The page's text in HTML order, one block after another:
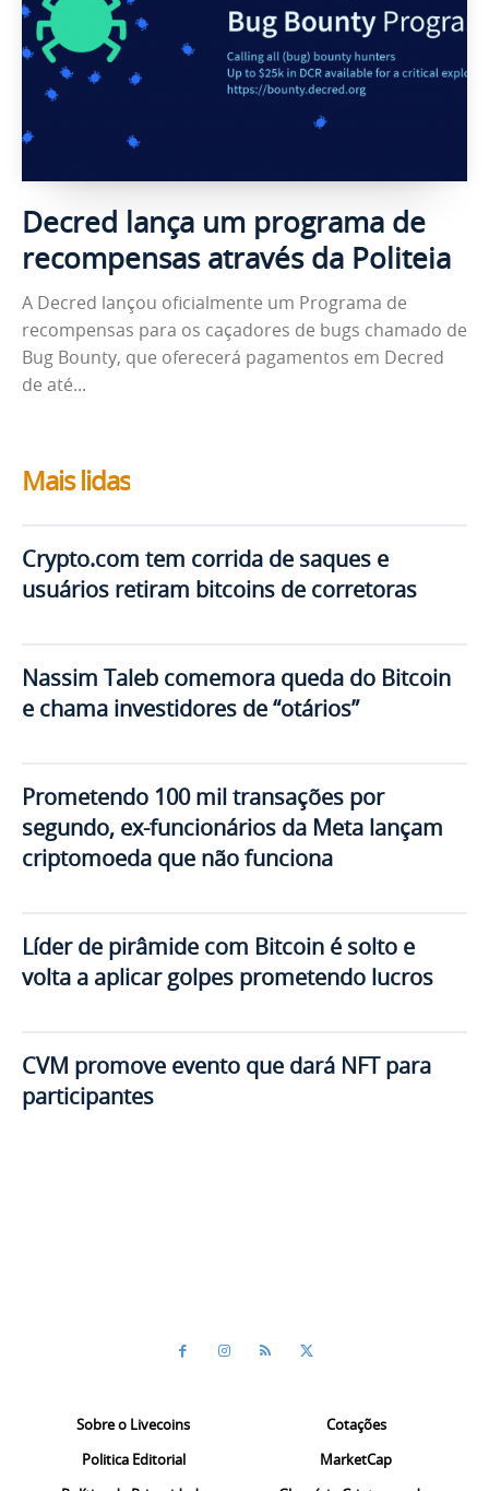
Decred lança um programa de
recompensas através da Politeia
A Decred lançou oficialmente um Programa de
recompensas para os caçadores de bugs chamado de
Bug Bounty, que oferecerá pagamentos em Decred
de até...
Mais lidas
Crypto.com tem corrida de saques e
usuários retiram bitcoins de corretoras
Nassim Taleb comemora queda do Bitcoin
e chama investidores de “otários”
Prometendo 100 mil transações por
segundo, ex-funcionários da Meta lançam
criptomoeda que não funciona
Líder de pirâmide com Bitcoin é solto e
volta a aplicar golpes prometendo lucros
CVM promove evento que dará NFT para
participantes
Sobre o Livecoins
Politica Editorial
Cotações
MarketCap